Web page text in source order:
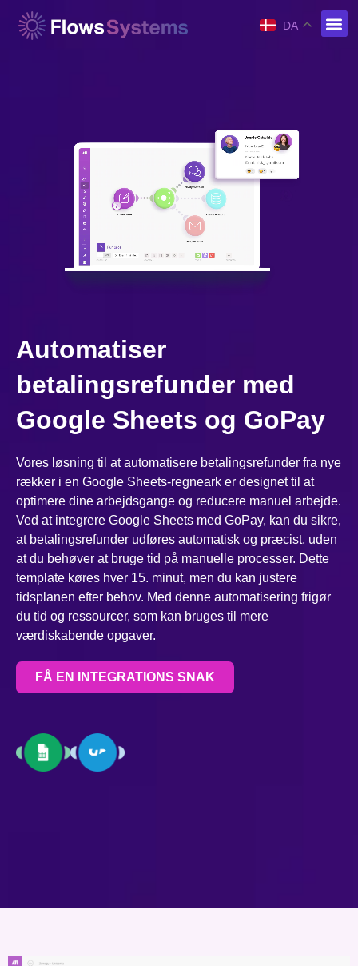
DA
Automatiser
betalingsrefunder med
Google Sheets og GoPay
Vores løsning til at automatisere betalingsrefunder fra nye
rækker i en Google Sheets-regneark er designet til at
optimere dine arbejdsgange og reducere manuel arbejde.
Ved at integrere Google Sheets med GoPay, kan du sikre,
at betalingsrefunder udføres automatisk og præcist, uden
at du behøver at bruge tid på manuelle processer. Dette
template køres hver 15. minut, men du kan justere
tidsplanen efter behov. Med denne automatisering frigør
du tid og ressourcer, som kan bruges til mere
værdiskabende opgaver.
FÅ EN INTEGRATIONS SNAK